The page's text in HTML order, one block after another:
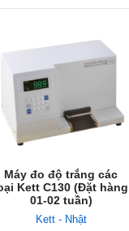
Máy đo độ trắng các
Kett C130 (Đặt hàng
01-02 tuần)
Kett - Nhật